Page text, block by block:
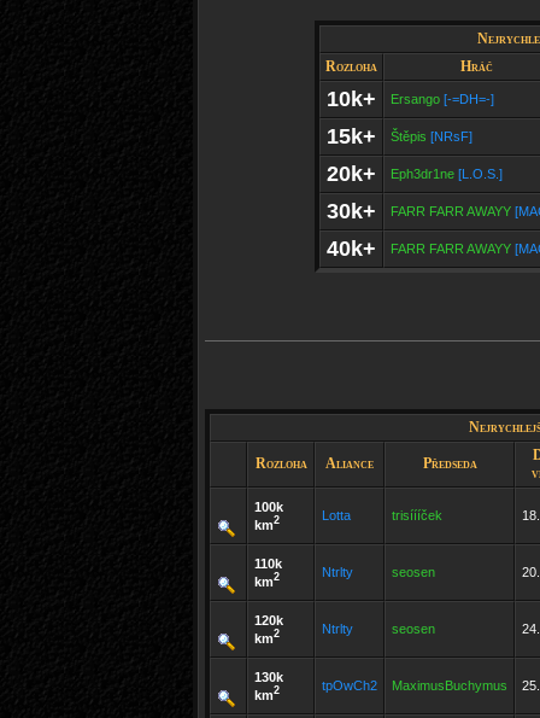
Rozloha
Hráč
10k+ Ersango [-=DH=-]
15k+ Štěpis [NRsF]
20k+ Eph3dr1ne [L.O.S.]
30k+ FARR FARR AWAYY
40k+ FARR FARR AWAYY
Rozloha Aliance Předseda
100k
km2 Lotta trisíííček 18.
110k
km2 Ntrlty seosen 20.
120k
km2 Ntrlty seosen 24.
130k
km2 tpOwCh2 MaximusBuchymus 25.